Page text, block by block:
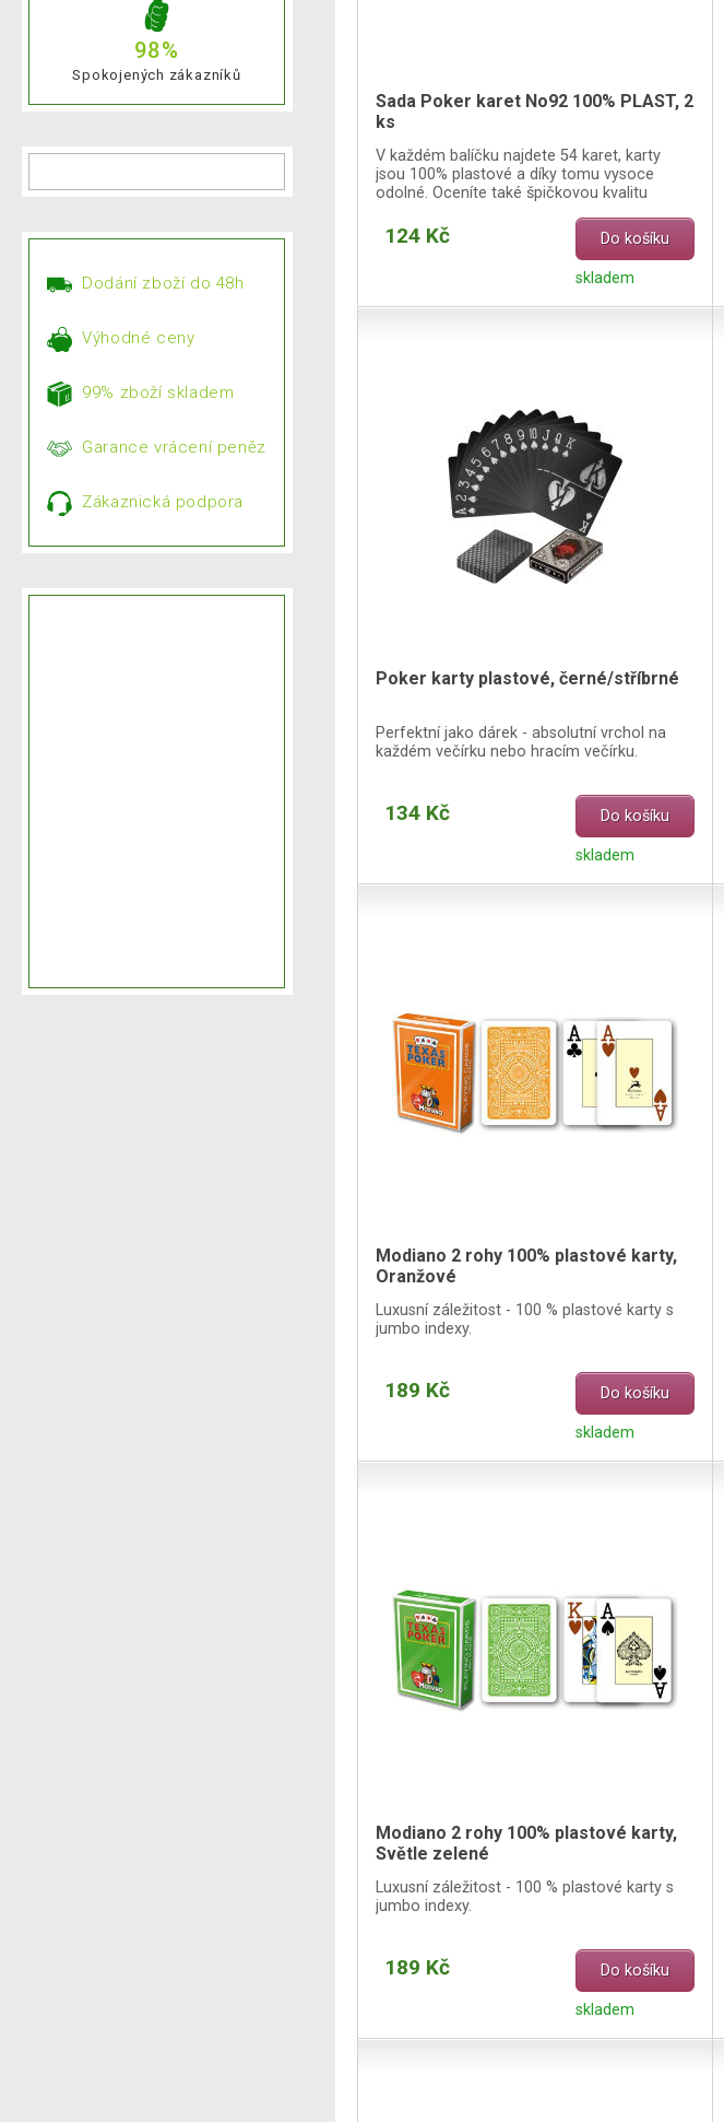
98%
Spokojených zákazníků
Dodání zboží do 48h
Výhodné ceny
99% zboží skladem
Garance vrácení peněz
Zákaznická podpora
Sada Poker karet No92 100% PLAST, 2
ks
V každém balíčku najdete 54 karet, karty
jsou 100% plastové a díky tomu vysoce
odolné. Oceníte také špičkovou kvalitu
124 Kč Do košíku
skladem
Poker karty plastové, černé/stříbrné
Perfektní jako dárek - absolutní vrchol na
každém večírku nebo hracím večírku.
134 Kč Do košíku
skladem
Modiano 2 rohy 100% plastové karty,
Oranžové
Luxusní záležitost - 100 % plastové karty s
jumbo indexy.
189 Kč Do košíku
skladem
Modiano 2 rohy 100% plastové karty,
Světle zelené
Luxusní záležitost - 100 % plastové karty s
jumbo indexy.
189 Kč Do košíku
skladem